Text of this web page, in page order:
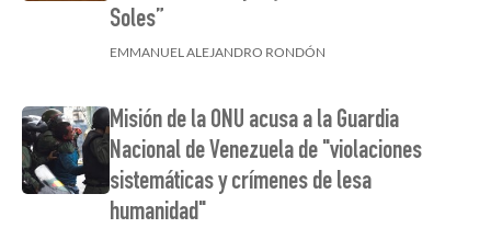
Soles”
EMMANUEL ALEJANDRO RONDÓN
Misión de la ONU acusa a la Guardia
Nacional de Venezuela de "violaciones
sistemáticas y crímenes de lesa
humanidad"